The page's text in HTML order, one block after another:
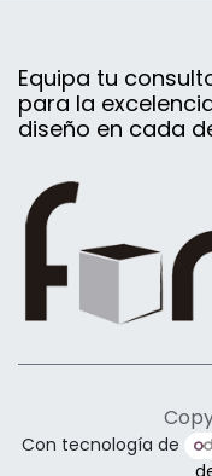
Equipa tu
para la
diseño en cada
Con tecnología de